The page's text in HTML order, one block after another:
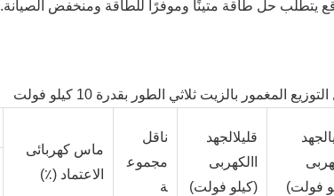
يتطلب حل طاقة متينًا وموفرًا للطاقة ومنخفض الصيانة.
المغمور بالزيت ثلاثي الطور بقدرة 10 كيلو فولت
الجهد
فولت)
قليلالجهد
االكهربى
(كيلو فولت)
ناقل
مجموع
ة
ماس كهربائى
الاعتماد (٪)